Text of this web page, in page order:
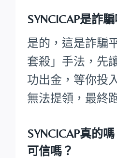
SYNCICAP是詐騙
是的，這是詐騙
套殺」手法，先
功出金，等你投
無法提領，最終
SYNCICAP真的
可信嗎？